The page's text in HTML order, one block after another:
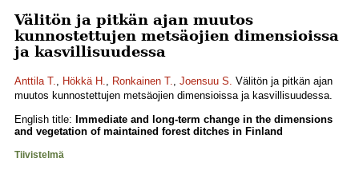
Välitön ja pitkän ajan muutos
kunnostettujen metsäojien dimensioissa
ja kasvillisuudessa
Anttila T., Hökkä H., Ronkainen T., Joensuu S. Välitön ja pitkän ajan
muutos kunnostettujen metsäojien dimensioissa ja kasvillisuudessa.
English title: Immediate and long-term change in the dimensions
and vegetation of maintained forest ditches in Finland
Tiivistelmä